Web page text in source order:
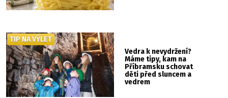
Vedra k nevydržení?
Máme tipy, kam na
Příbramsku schovat
děti před sluncem a
vedrem
TIP NA VÝLET